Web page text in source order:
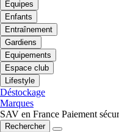
Équipes
Enfants
Entraînement
Gardiens
Equipements
Espace club
Lifestyle
Déstockage
Marques
SAV en France Paiement
Rechercher